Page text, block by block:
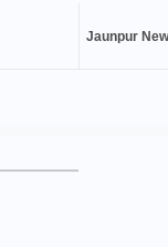
Jaunpur News